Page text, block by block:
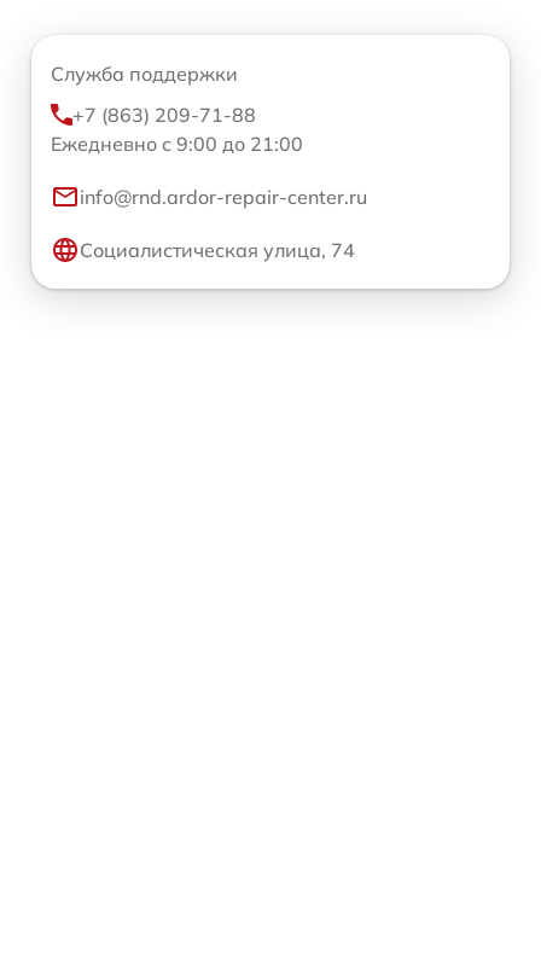
Служба поддержки
+7 (863) 209-71-88
Ежедневно с 9:00 до 21:00
info@rnd.ardor-repair-center.ru
Социалистическая улица, 74